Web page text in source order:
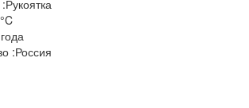
:Россия